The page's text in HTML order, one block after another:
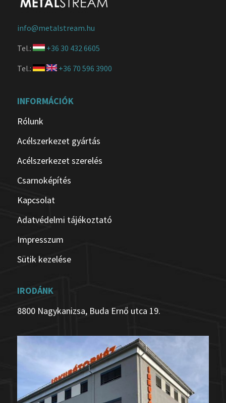
info@metalstream.hu
Tel.:
+36 30 432 6605
Tel.:
+36 70 596 3900
INFORMÁCIÓK
Rólunk
Acélszerkezet gyártás
Acélszerkezet szerelés
Csarnoképítés
Kapcsolat
Adatvédelmi tájékoztató
Impresszum
Sütik kezelése
IRODÁNK
8800 Nagykanizsa, Buda Ernő utca 19.